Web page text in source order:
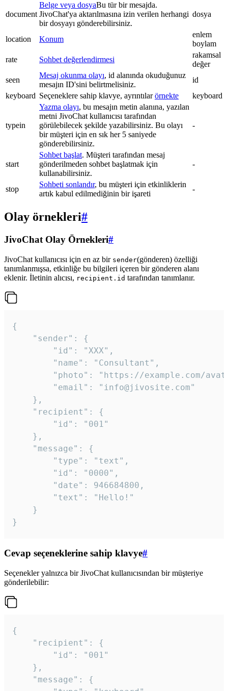
document
Belge veya dosyaBu tür bir mesajda.
JivoChat'ya aktarılmasına izin verilen herhangi
bir dosyayı gönderebilirsiniz.
dosya
location Konum
enlem
boylam
rate
Sohbet değerlendirmesi
rakamsal
değer
seen
Mesaj okunma olayı, id alanında okuduğunuz
mesajın ID'sini belirtmelisiniz.
id
keyboard Seçeneklere sahip klavye, ayrıntılarörnekte keyboard
typein
Yazma olayı, bu mesajın metin alanına, yazılan
metni JivoChat kullanıcısı tarafından
görülebilecek şekilde yazabilirsiniz. Bu olayı
bir müşteri için en sık her 5 saniyede
gönderebilirsiniz.
-
start
Sohbet başlat. Müşteri tarafından mesaj
gönderilmeden sohbet başlatmak için
kullanabilirsiniz.
-
stop
Sohbeti sonlandır, bu müşteri için etkinliklerin
artık kabul edilmediğinin bir işareti
-
Olay örnekleri#
JivoChat Olay Örnekleri#
JivoChat kullanıcısı için en az bir sender(gönderen) özelliği
tanımlanmışsa, etkinliğe bu bilgileri içeren bir gönderen alanı
eklenir. İletinin alıcısı, recipient.id tarafından tanımlanır.
{
}
Cevap seçeneklerine sahip klavye#
Seçenekler yalnızca bir JivoChat kullanıcısından bir müşteriye
gönderilebilir:
{